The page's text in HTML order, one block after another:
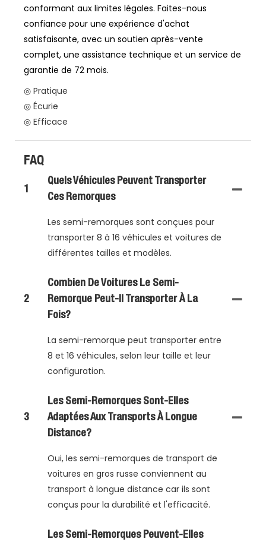
conformant aux limites légales. Faites-nous
confiance pour une expérience d'achat
satisfaisante, avec un soutien après-vente
complet, une assistance technique et un service de
garantie de 72 mois.
◎ Pratique
◎ Écurie
◎ Efficace
FAQ
1
Quels Véhicules Peuvent Transporter
Ces Remorques
Les semi-remorques sont conçues pour
transporter 8 à 16 véhicules et voitures de
différentes tailles et modèles.
2
Combien De Voitures Le Semi-
Remorque Peut-Il Transporter À La
Fois?
La semi-remorque peut transporter entre
8 et 16 véhicules, selon leur taille et leur
configuration.
3
Les Semi-Remorques Sont-Elles
Adaptées Aux Transports À Longue
Distance?
Oui, les semi-remorques de transport de
voitures en gros russe conviennent au
transport à longue distance car ils sont
conçus pour la durabilité et l'efficacité.
Les Semi-Remorques Peuvent-Elles